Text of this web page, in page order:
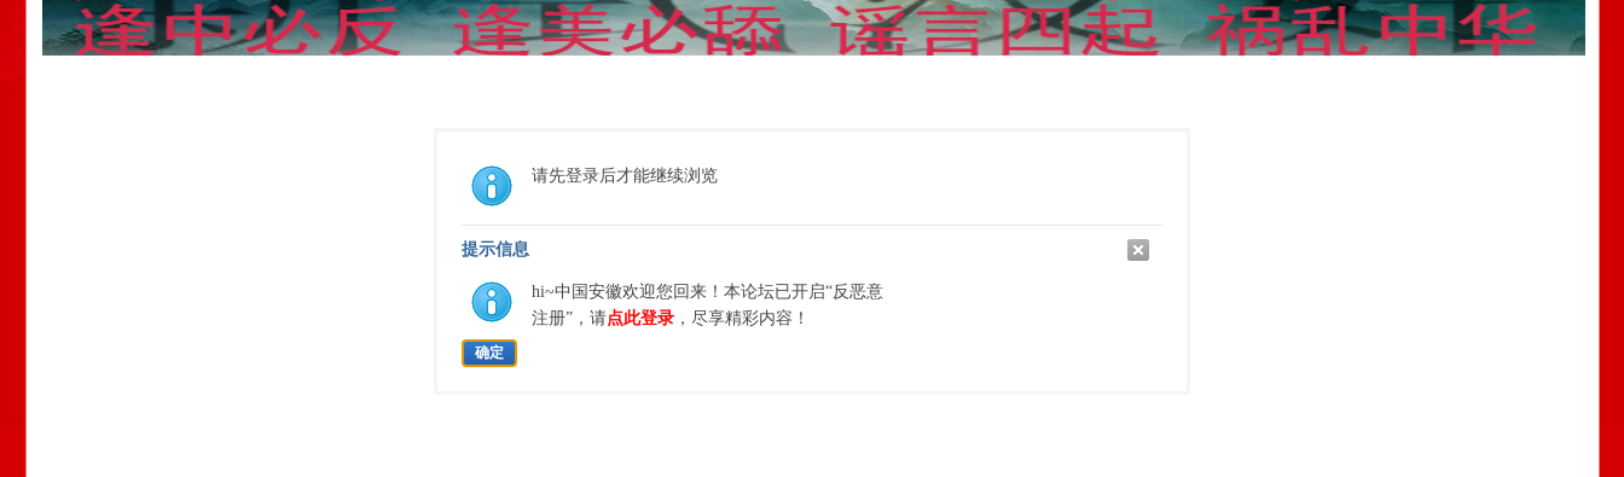
请先登录后才能继续浏览
提示信息
hi~中国安徽欢迎您回来！本论坛已开启“反恶意
注册”，请点此登录 ，尽享精彩内容！
确定